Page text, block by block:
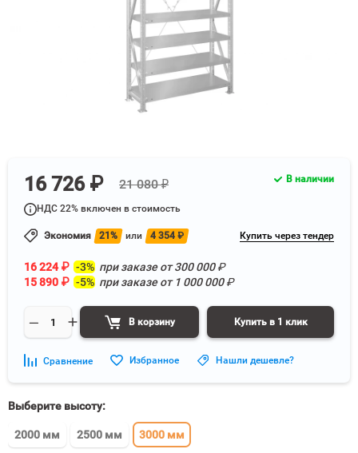
16 726 ₽ 21 080 ₽
НДС 22% включен в стоимость
Экономия 21% или 4 354 ₽ Купить через тендер
16 224₽ -3% при заказе от300 000₽
15 890 ₽ -5% при заказе от 1 000 000₽
В корзину Купить в 1 клик
В наличии
Сравнение Избранное Нашли дешевле?
Выберите высоту:
2000 мм 2500 мм 3000 мм